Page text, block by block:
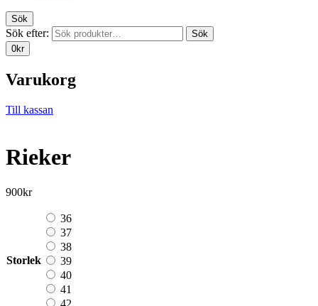
Sök
Sök efter:
Sök
0kr
Varukorg
Till kassan
Rieker
900kr
Storlek
36
37
38
39
40
41
42